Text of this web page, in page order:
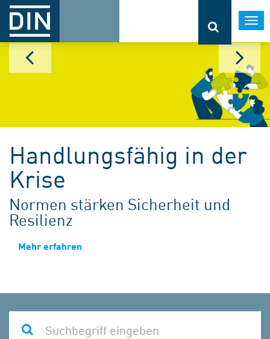
Handlungsfähig in der
Krise
Normen stärken Sicherheit und
Resilienz
Mehr erfahren